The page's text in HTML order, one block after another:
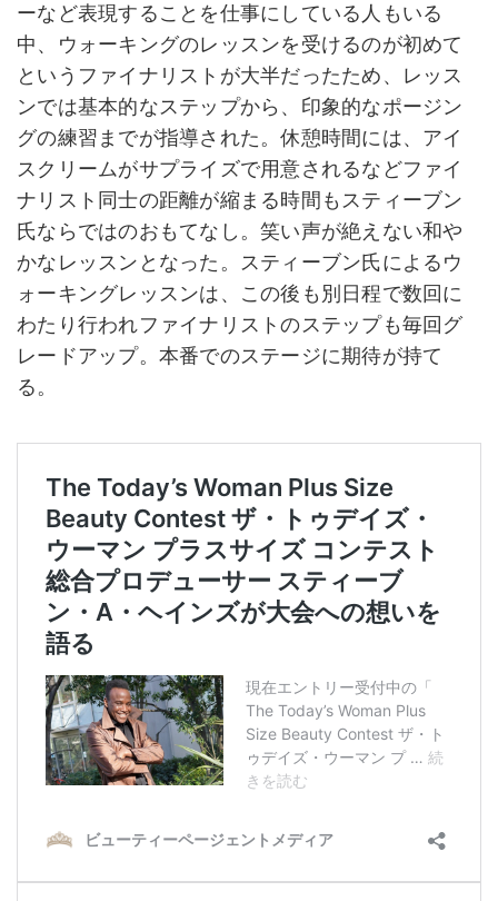
ーなど表現することを仕事にしている人もいる
中、ウォーキングのレッスンを受けるのが初めて
というファイナリストが大半だったため、レッス
ンでは基本的なステップから、印象的なポージン
グの練習までが指導された。休憩時間には、アイ
スクリームがサプライズで用意されるなどファイ
ナリスト同士の距離が縮まる時間もスティーブン
氏ならではのおもてなし。笑い声が絶えない和や
かなレッスンとなった。スティーブン氏によるウ
ォーキングレッスンは、この後も別日程で数回に
わたり行われファイナリストのステップも毎回グ
レードアップ。本番でのステージに期待が持て
る。